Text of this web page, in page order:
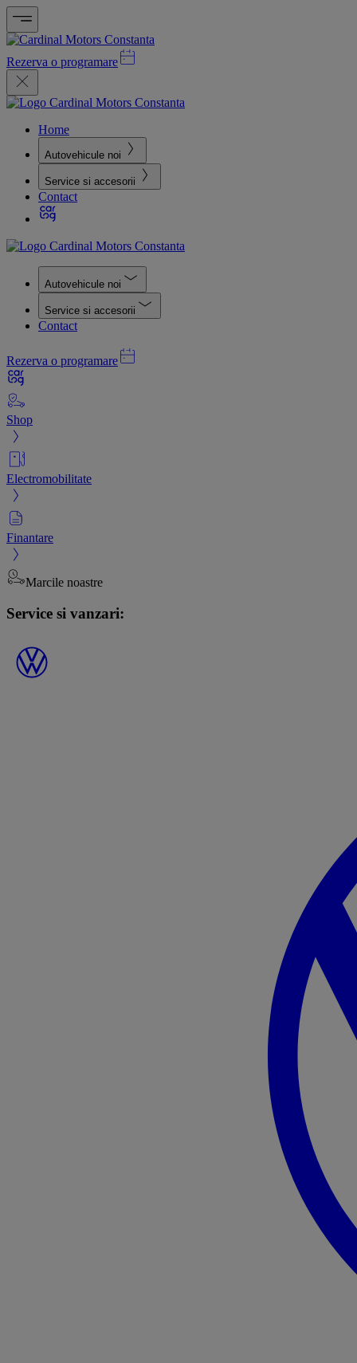
Rezerva o programare
Home
Autovehicule noi
Service si accesorii
Contact
Autovehicule noi
Service si accesorii
Contact
Rezerva o programare
Shop
Electromobilitate
Finantare
Marcile noastre
Service si vanzari: